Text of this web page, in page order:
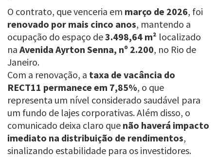
O contrato, que venceria em março de 2026, foi
renovado por mais cinco anos, mantendo a
ocupação do espaço de3.498,64 m² localizado
na Avenida Ayrton Senna, nº 2.200, no Rio de
Janeiro.
Com a renovação, a taxa de vacância do
RECT11 permanece em 7,85%, o que
representa um nível considerado saudável para
um fundo de lajes corporativas. Além disso, o
comunicado deixa claro que não haverá impacto
imediato na distribuição de rendimentos,
sinalizando estabilidade para os investidores.